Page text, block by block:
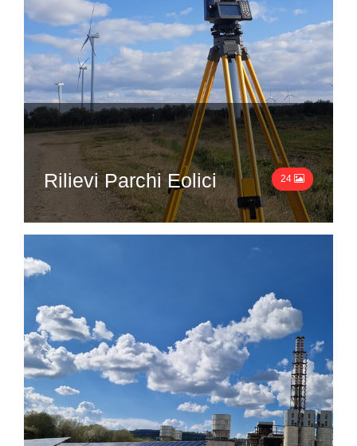
Rilievi Parchi Eolici 24